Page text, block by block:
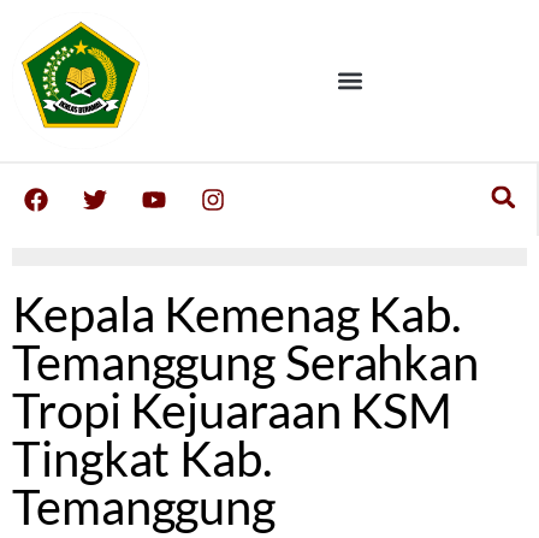
Kepala Kemenag Kab.
Temanggung Serahkan
Tropi Kejuaraan KSM
Tingkat Kab.
Temanggung